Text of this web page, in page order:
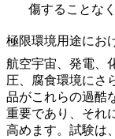
傷することな
極限環境用途にお
航空宇宙、発電、
圧、腐食環境にさ
品がこれらの過酷
重要であり、それ
高めます。試験は